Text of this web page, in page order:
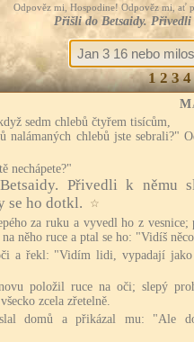
Odpověz mi, Hospodine! Odpověz mi, ať
Přišli do Betsaidy.
1 2 3 4
sedm chlebů čtyřem tisícům,
nalámaných chlebů jste sebrali?"
nechápete?"
Přivedli k němu
se ho dotkl.
☆
za ruku a vyvedl ho z vesnice;
něho ruce a ptal se ho: "Vidíš
a řekl: "Vidím lidi, vypadají jako
položil ruce na oči; slepý
zcela zřetelně.
domů a přikázal mu: "Ale